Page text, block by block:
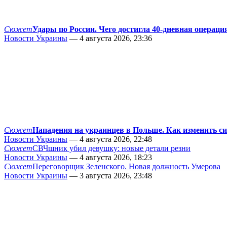
СюжетУдары по России. Чего достигла 40-дневная
Новости Украины — 4 августа 2026, 23:36
СюжетНападения на украинцев в Польше. Как изменить
Новости Украины — 4 августа 2026, 22:48
СюжетСВЧшник убил девушку: новые детали резни
Новости Украины — 4 августа 2026, 18:23
СюжетПереговорщик Зеленского. Новая должность Умерова
Новости Украины — 3 августа 2026, 23:48